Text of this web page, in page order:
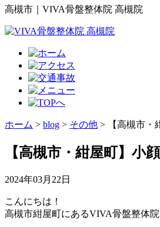
高槻市｜VIVA骨盤整体院 高槻院
ホーム > blog > その他 > 【高槻市
【高槻市・紺屋町】小
2024年03月22日
こんにちは！
高槻市紺屋町にあるVIVA骨盤整体